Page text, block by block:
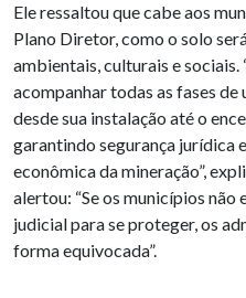
Ele ressaltou que cabe aos
Plano Diretor, como o solo
ambientais, culturais e
acompanhar todas as fases
desde sua instalação até o
garantindo segurança jurídica
econômica da mineração”,
alertou: “Se os municípios
judicial para se proteger, os
forma equivocada”.